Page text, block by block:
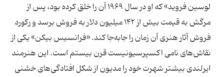
لوسین فروید» که او در سال ۱۹۶۹ آن را خلق کرده بود، پس از
مرگش به قیمت بیش از ۱۴۲ میلیون دلار به فروش برسد و رکورد
فروش آثار هنری آن زمان را جابه‌جا کند. «فرانسیس بیکن» یکی از
نقاش‌های نامی اکسپرسیونیست قرن بیستم است. این هنرمند
ایرلندی بیشتر شهرت خود را مدیون از شکل‌ افتادگی‌های خشنی